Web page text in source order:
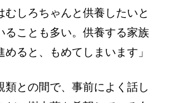
むしろちゃんと供養したいと
ることも多い。供養する家族
ると、もめてしまいます」
との間で、事前によく話し